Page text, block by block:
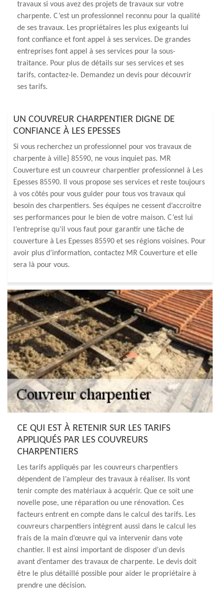
travaux si vous avez des projets de travaux sur votre
charpente. C’est un professionnel reconnu pour la qualité
de ses travaux. Les propriétaires les plus exigeants lui
font confiance et font appel à ses services. De grandes
entreprises font appel à ses services pour la sous-
traitance. Pour plus de détails sur ses services et ses
tarifs, contactez-le. Demandez un devis pour découvrir
ses tarifs.
UN COUVREUR CHARPENTIER DIGNE DE
CONFIANCE À LES EPESSES
Si vous recherchez un professionnel pour vos travaux de
charpente à ville} 85590, ne vous inquiet pas. MR
Couverture est un couvreur charpentier professionnel à Les
Epesses 85590. Il vous propose ses services et reste toujours
à vos côtés pour vous guider pour tous vos travaux qui
besoin des charpentiers. Ses équipes ne cessent d’accroitre
ses performances pour le bien de votre maison. C’est lui
l’entreprise qu’il vous faut pour garantir une tâche de
couverture à Les Epesses 85590 et ses régions voisines. Pour
avoir plus d’information, contactez MR Couverture et elle
sera là pour vous.
CE QUI EST À RETENIR SUR LES TARIFS
APPLIQUÉS PAR LES COUVREURS
CHARPENTIERS
Les tarifs appliqués par les couvreurs charpentiers
dépendent de l’ampleur des travaux à réaliser. Ils vont
tenir compte des matériaux à acquérir. Que ce soit une
novelle pose, une réparation ou une rénovation. Ces
facteurs entrent en compte dans le calcul des tarifs. Les
couvreurs charpentiers intègrent aussi dans le calcul les
frais de la main d’œuvre qui va intervenir dans vote
chantier. Il est ainsi important de disposer d’un devis
avant d’entamer des travaux de charpente. Le devis doit
être le plus détaillé possible pour aider le propriétaire à
prendre une décision.